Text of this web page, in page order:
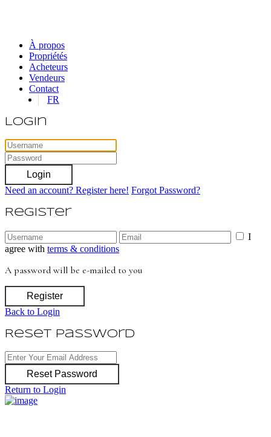
À propos
Propriétés
Acheteurs
Vendeurs
Contact
FR
Login
Login
Need an account? Register here! Forgot Password?
Register
I
agree with terms & conditions
A password will be e-mailed to you
Register
Back to Login
Reset Password
Reset Password
Return to Login